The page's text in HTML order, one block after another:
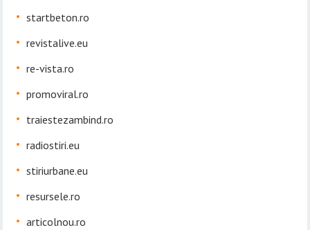
startbeton.ro
revistalive.eu
re-vista.ro
promoviral.ro
traiestezambind.ro
radiostiri.eu
stiriurbane.eu
resursele.ro
articolnou.ro